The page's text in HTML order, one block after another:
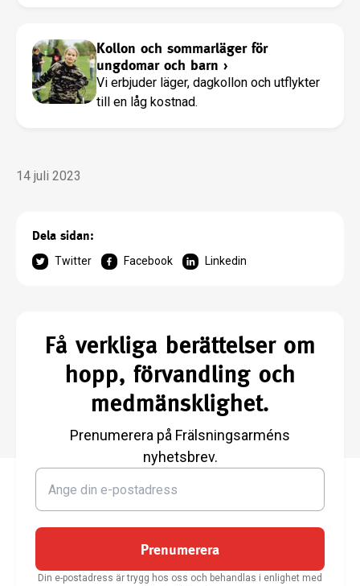
Kollon och sommarläger för
ungdomar och barn ›
Vi erbjuder läger, dagkollon och utflykter
till en låg kostnad.
14 juli 2023
Dela sidan:
Twitter Facebook Linkedin
Få verkliga berättelser om
hopp, förvandling och
medmänsklighet.
Prenumerera på Frälsningsarméns
nyhetsbrev.
Prenumerera
Din e-postadress är trygg hos oss och behandlas i enlighet med